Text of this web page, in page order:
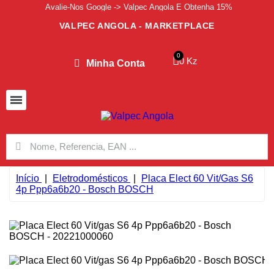
Avalie-Nos Google -> Valpec Angola E Obtenha 15%
VALPEC ANGOLA - MARKETPLACE
Minha Conta 0 Kz
Início Eletrodomésticos
Placa Elect 60 Vit/gas S6
4p Ppp6a6b20 - Bosch BOSCH